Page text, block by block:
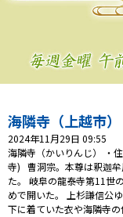
ニュ
天気
プレ
コン
キッズ
Well-
海隣寺（上越市）
2024年11月29日 09:55
海隣寺（かいりんじ）
寺) 曹洞宗。本尊は釈迦牟
た。 岐阜の龍泰寺第11世
めで開いた。 上杉謙信公
下に着ていた衣や海隣寺